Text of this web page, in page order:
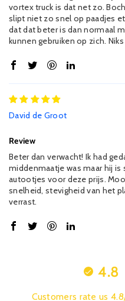
vortex truck is dat net zo.
slipt niet zo snel op paadjes
dat dat beter is dan normaal
kunnen gebruiken op zich.
David de Groot
Review
Beter dan verwacht! Ik had
middenmaatje was maar hij is
autootjes voor deze prijs.
snelheid, stevigheid van het
verrast.
4.8
Customers rate us